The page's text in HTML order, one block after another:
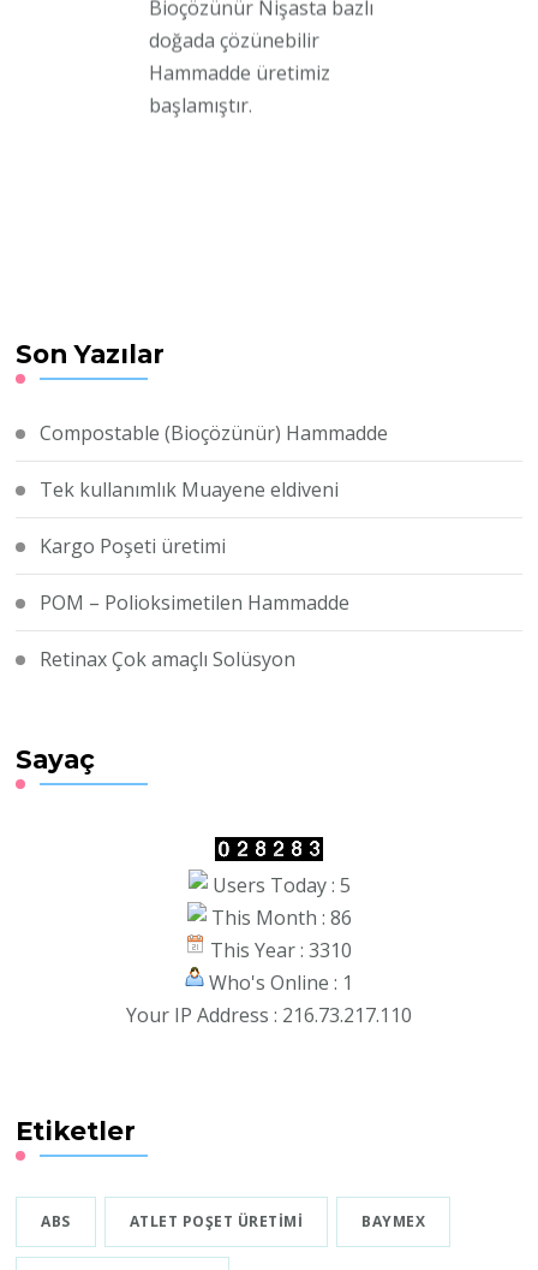
doğada çözünebilir
Hammadde üretimiz
başlamıştır.
Son Yazılar
Compostable (Bioçözünür) Hammadde
Tek kullanımlık Muayene eldiveni
Kargo Poşeti üretimi
POM – Polioksimetilen Hammadde
Retinax Çok amaçlı Solüsyon
Sayaç
Users Today : 5
This Month : 86
This Year : 3310
Who's Online : 1
Your IP Address : 216.73.217.110
Etiketler
ABS ATLET POŞET ÜRETIMI BAYMEX